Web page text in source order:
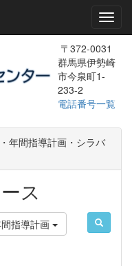
〒372-0031
群馬県伊勢崎
市今泉町1-
233-2
電話番号一覧
年間指導計画・シラバ
ス
指導計画